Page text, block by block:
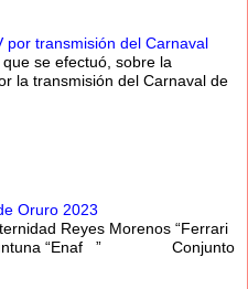
por transmisión del Carnaval
se efectuó, sobre la
la transmisión del Carnaval de
Oruro 2023
Reyes Morenos “Ferrari
Tuntuna “Enaf ” Conjunto